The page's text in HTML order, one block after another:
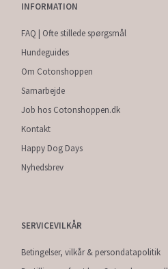
INFORMATION
FAQ | Ofte stillede spørgsmål
Hundeguides
Om Cotonshoppen
Samarbejde
Job hos Cotonshoppen.dk
Kontakt
Happy Dog Days
Nyhedsbrev
SERVICEVILKÅR
Betingelser, vilkår & persondatapolitik